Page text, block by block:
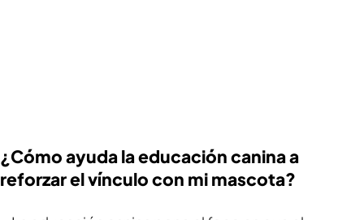
¿Cómo ayuda la educación canina a
reforzar el vínculo con mi mascota?